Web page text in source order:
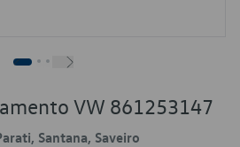
VW 861253147
Santana, Saveiro